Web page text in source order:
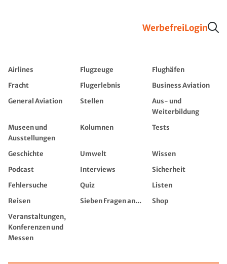
WerbefreiLogin
Airlines Flugzeuge
Flughäfen
Fracht
Flugerlebnis
Business Aviation
General Aviation
Stellen
Aus- und
Weiterbildung
Museen und
Ausstellungen
Kolumnen Tests
Geschichte Umwelt
Wissen
Podcast
Interviews
Sicherheit
Fehlersuche
Quiz
Listen
Reisen
Sieben Fragen an...
Shop
Veranstaltungen,
Konferenzen und
Messen